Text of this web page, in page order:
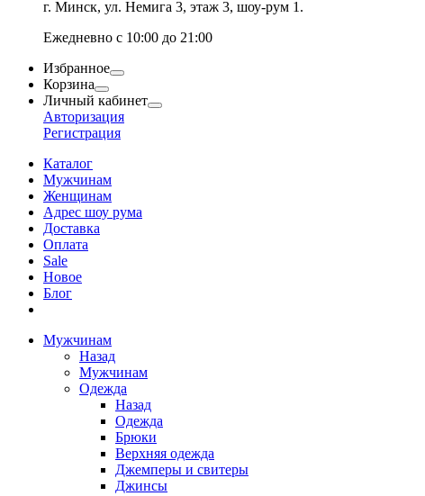
г. Минск, ул. Немига 3, этаж 3, шоу-рум 1.
Ежедневно с 10:00 до 21:00
Избранное
Корзина
Личный кабинет
Авторизация
Регистрация
Каталог
Мужчинам
Женщинам
Адрес шоу рума
Доставка
Оплата
Sale
Новое
Блог
Мужчинам
Назад
Мужчинам
Одежда
Назад
Одежда
Брюки
Верхняя одежда
Джемперы и свитеры
Джинсы